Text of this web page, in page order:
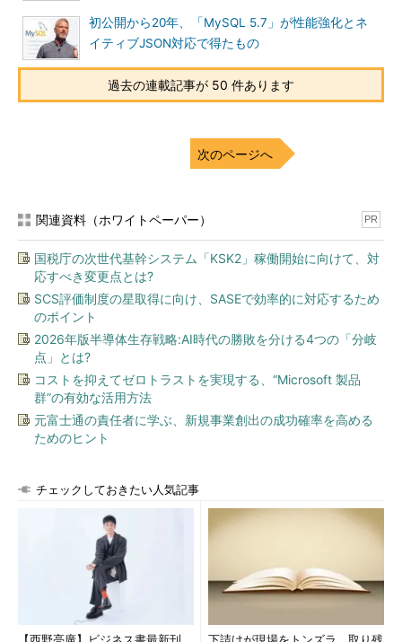
高度な分析機能を提供するのもSQL Server 2016の特徴です。
具体的には、「SQL Server R Services」で実現します。SQL
Server R Servicesは、オープンソースの統計解析言語
行環境で、マイクロソフトが買収したRevolution Analyticsの統
計解析ソフトウェア「Revolution R Enterprise」がベースとなっ
れており、これをSQL Serverの機能として組み込んだものが
SQL Server R Servicesとなります。無償版の「Microsoft R
（参考記事）
実践！ Rで学ぶ統計解析
「Microsoft R Server」を公開
SQL Serverに「R」が組み込まれることで、データを移動させ
ることなく内部で高度な分析処理が行えます。データベースから
実行環境にデータを移してから処理する方法に対し、その分、処
理を高速化できることになります。
必要とされる機能をビルトインで提供し、ワーク
ロードをインメモリ化する計画（出典：マイクロ
ソフト提供の資料）
初公開から20年、「MySQL 5.7」が性能強化とネ
イティブJSON対応で得たもの
過去の連載記事が 50 件あります
次のページへ
関連資料（ホワイトペーパー） PR
国税庁の次世代基幹システム「KSK2」稼働開始に向けて、対
応すべき変更点とは?
SCS評価制度の星取得に向け、SASEで効率的に対応するため
のポイント
2026年版半導体生存戦略:AI時代の勝敗を分ける4つの「分岐
点」とは?
コストを抑えてゼロトラストを実現する、“Microsoft 製品
群”の有効な活用方法
元富士通の責任者に学ぶ、新規事業創出の成功確率を高める
ためのヒント
チェックしておきたい人気記事